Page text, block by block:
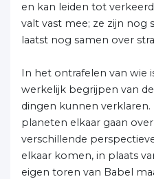
en kan leiden tot
valt vast mee; ze zijn nog
laatst nog samen over
In het ontrafelen van wie
werkelijk begrijpen van
dingen kunnen verklaren.
planeten elkaar gaan
verschillende
elkaar komen, in plaats
eigen toren van Babel